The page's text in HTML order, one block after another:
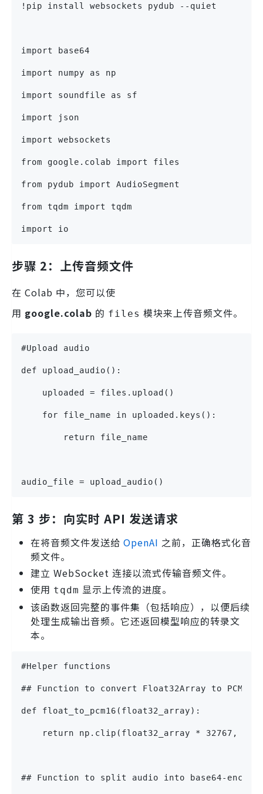
!pip install websockets pydub --quiet
import base64
import numpy as np
import soundfile as sf
import json
import websockets
from google.colab import files
from pydub import AudioSegment
from tqdm import tqdm
import io
步骤 2：上传音频文件
在 Colab 中，您可以使
用 google.colab 的 files 模块来上传音频文件。
#Upload audio
def upload_audio():
    uploaded = files.upload()
    for file_name in uploaded.keys():
        return file_name
audio_file = upload_audio()
第 3 步：向实时 API 发送请求
在将音频文件发送给 OpenAI 之前，正确格式化音
频文件。
建立 WebSocket 连接以流式传输音频文件。
使用 tqdm 显示上传流的进度。
该函数返回完整的事件集（包括响应），以便后续
处理生成输出音频。它还返回模型响应的转录文
本。
#Helper functions
## Function to convert Float32Array to PCM16
def float_to_pcm16(float32_array):
return np.clip(float32_array * 32767, -
## Function to split audio into base64-encoded